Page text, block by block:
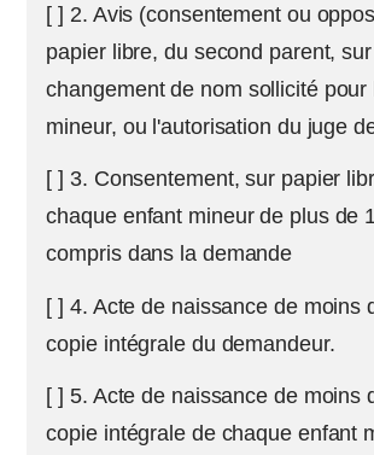
[ ] 2. Avis (consentement ou
papier libre, du second parent,
changement de nom sollicité pour
mineur, ou l'autorisation du juge
[ ] 3. Consentement, sur papier
chaque enfant mineur de plus de
compris dans la demande
[ ] 4. Acte de naissance de moins
copie intégrale du demandeur.
[ ] 5. Acte de naissance de moins
copie intégrale de chaque enfant